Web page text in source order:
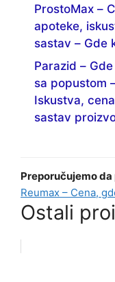
ProstoMax –
apoteke,
sastav – Gde
Parazid –
sa popustom
Iskustva,
sastav
Preporučujemo
Reumax – Cena,
Ostali